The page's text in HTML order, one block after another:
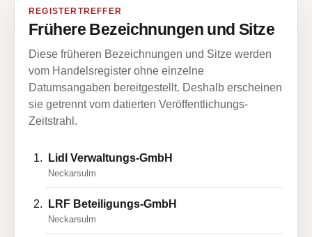
REGISTERTREFFER
Frühere Bezeichnungen und Sitze
Diese früheren Bezeichnungen und Sitze werden
vom Handelsregister ohne einzelne
Datumsangaben bereitgestellt. Deshalb erscheinen
sie getrennt vom datierten Veröffentlichungs-
Zeitstrahl.
Lidl Verwaltungs-GmbH
Neckarsulm
LRF Beteiligungs-GmbH
Neckarsulm